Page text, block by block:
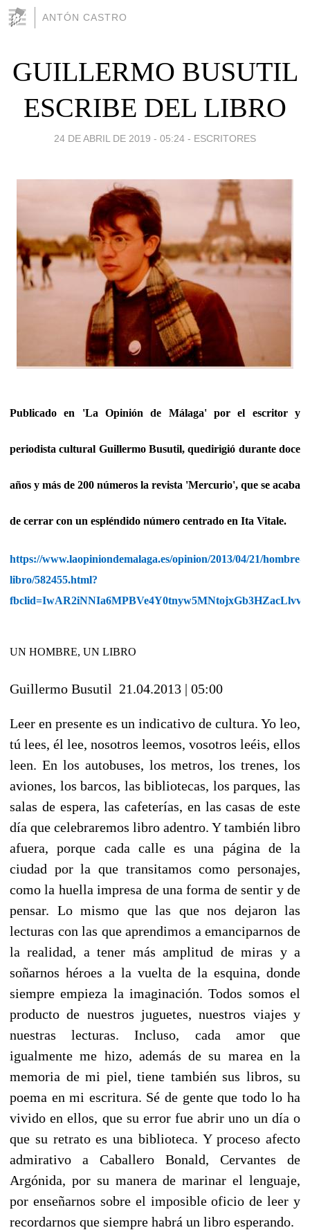
ANTÓN CASTRO
GUILLERMO BUSUTIL
ESCRIBE DEL LIBRO
24 DE ABRIL DE 2019 - 05:24 - ESCRITORES
Publicado en 'La Opinión de Málaga' por el escritor y
periodista cultural Guillermo Busutil, quedirigió durante doce
años y más de 200 números la revista 'Mercurio', que se acaba
de cerrar con un espléndido número centrado en Ita Vitale.
https://www.laopiniondemalaga.es/opinion/2013/04/21/hombre-
libro/582455.html?
UN HOMBRE, UN LIBRO
Guillermo Busutil 21.04.2013 | 05:00
Leer en presente es un indicativo de cultura. Yo leo,
tú lees, él lee, nosotros leemos, vosotros leéis, ellos
leen. En los autobuses, los metros, los trenes, los
aviones, los barcos, las bibliotecas, los parques, las
salas de espera, las cafeterías, en las casas de este
día que celebraremos libro adentro. Y también libro
afuera, porque cada calle es una página de la
ciudad por la que transitamos como personajes,
como la huella impresa de una forma de sentir y de
pensar. Lo mismo que las que nos dejaron las
lecturas con las que aprendimos a emanciparnos de
la realidad, a tener más amplitud de miras y a
soñarnos héroes a la vuelta de la esquina, donde
siempre empieza la imaginación. Todos somos el
producto de nuestros juguetes, nuestros viajes y
nuestras lecturas. Incluso, cada amor que
igualmente me hizo, además de su marea en la
memoria de mi piel, tiene también sus libros, su
poema en mi escritura. Sé de gente que todo lo ha
vivido en ellos, que su error fue abrir uno un día o
que su retrato es una biblioteca. Y proceso afecto
admirativo a Caballero Bonald, Cervantes de
Argónida, por su manera de marinar el lenguaje,
por enseñarnos sobre el imposible oficio de leer y
recordarnos que siempre habrá un libro esperando.